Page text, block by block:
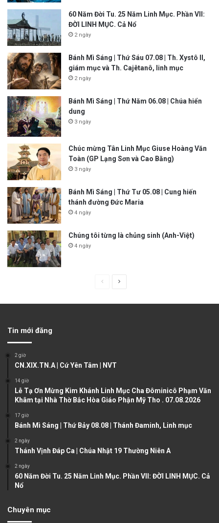
60 Năm Đời Tu. 25 Năm Linh Mục. Phần VII:
ĐỜI LINH MỤC. Cả Nổ
2 ngày
Bánh Mì Sáng | Thứ Sáu 07.08 | Th. Xystô II,
giám mục và Th. Cajêtanô, linh mục
2 ngày
Bánh Mì Sáng | Thứ Năm 06.08 | Chúa hiển
dung
3 ngày
Chúc mừng Tân Linh Mục Giuse Hoàng Văn
Toàn (GP Lạng Sơn và Cao Bằng)
3 ngày
Bánh Mì Sáng | Thứ Tư 05.08 | Cung hiến
thánh đường Đức Maria
4 ngày
Chúng tôi từng là chủng sinh (Anh-Việt)
4 ngày
u
p
a
Tin mới đăng
2 giờ
CN.XIX.TN.A | Cứ Yên Tâm | NVT
14 giờ
Lễ Tạ Ơn Mừng Kim Khánh Linh Mục Cha Đôminicô Phạm Văn
Khâm tại Nhà Thờ Bắc Hòa Giáo Phận Mỹ Tho . 07.08.2026
17 giờ
Bánh Mì Sáng | Thứ Bảy 08.08 | Thánh Đaminh, Linh mục
2 ngày
Thánh Vịnh Đáp Ca | Chúa Nhật 19 Thường Niên A
2 ngày
60 Năm Đời Tu. 25 Năm Linh Mục. Phần VII: ĐỜI LINH MỤC. Cả
Nổ
Chuyên mục